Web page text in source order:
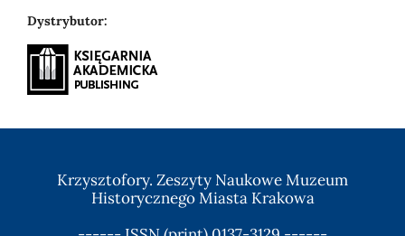
Dystrybutor:
Krzysztofory. Zeszyty Naukowe Muzeum
Historycznego Miasta Krakowa